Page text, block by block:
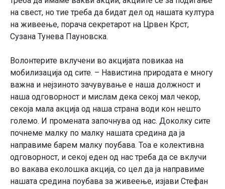
на свест, но тие треба да бидат дел од нашата култура
на живеење, порача секретарот на Црвен Крст,
Сузана Тунева Пауновска.
Волонтерите вклучени во акцијата повикаа на
мобилизација од сите. – Навистина природата е многу
важна и нејзиното зачувување е наша должност и
наша одговорност и мислам дека секој мал чекор,
секоја мала акција од наша страна води кон нешто
големо. И промената започнува од нас. Доколку сите
почнеме малку по малку нашата средина да ја
направиме барем малку поубава. Тоа е колективна
одговорност, и секој еден од нас треба да се вклучи
во вакава еколошка акција, со цел да ја направиме
нашата средина поубава за живеење, изјави Стефан